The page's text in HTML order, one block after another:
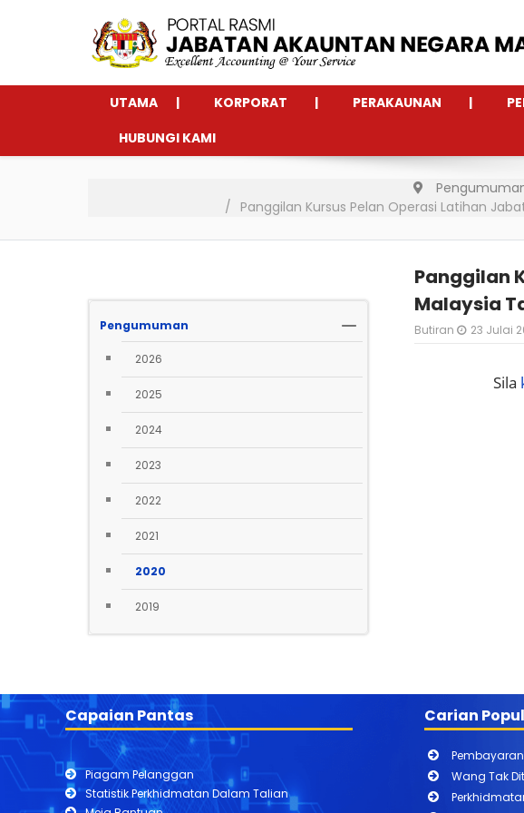
UTAMA KORPORAT PERAKAUNAN
HUBUNGI KAMI
Panggilan Kursus Pelan Operasi Latihan
Pengumuman
2026
2025
2024
2023
2022
2021
2020
2019
Panggilan
Malaysia
Butiran 23 Julai
Sila
Capaian Pantas
Piagam Pelanggan
Statistik Perkhidmatan Dalam Talian
Carian
Wang Tak